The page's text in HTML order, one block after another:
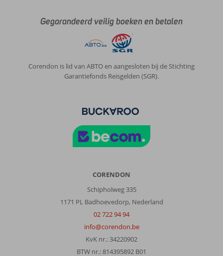
Gegarandeerd veilig boeken en betalen
Corendon is lid van ABTO en aangesloten bij de Stichting
Garantiefonds Reisgelden (SGR).
CORENDON
Schipholweg 335
1171 PL Badhoevedorp, Nederland
02 722 94 94
info@corendon.be
KvK nr.: 34220902
BTW nr.: 814395892 B01